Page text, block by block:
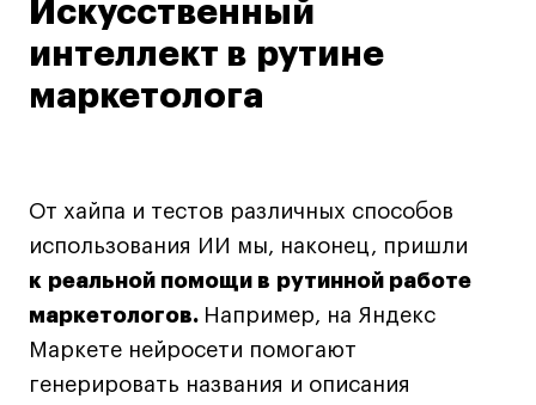
дверей
дверей
События
События
Истории успеха
Истории успеха
info@britishdesign.ru
info@britishdesign.ru
Адрес на карте
Адрес на карте
Universal University
Universal University
EN
EN
Искусственный
интеллект в рутине
маркетолога
От хайпа и тестов различных способов
использования ИИ мы, наконец, пришли
к реальной помощи в рутинной работе
маркетологов. Например, на Яндекс
Маркете нейросети помогают
генерировать названия и описания